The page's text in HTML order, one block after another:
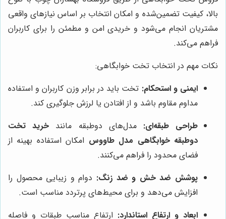
بالا، کیفیت تضمین‌شده و امکان انتخاب بر اساس نیازهای واقعی
مشتریان انجام می‌شود و خریدی امن و مطمئن را برای کاربران
فراهم می‌کند.
نکات مهم در انتخاب تخت خوابگاهی:
ایمنی و استحکام: تخت باید در برابر وزن کاربران و استفاده
مداوم مقاوم باشد و از افتادن یا لرزش جلوگیری کند.
طراحی طبقه‌ای: مدل‌های دوطبقه مانند خرید تخت
دوطبقه خوابگاهی مدل طاووس امکان استفاده بهینه از
فضای محدود را فراهم می‌کنند.
پوشش ضد خش و ضد زنگ: دوام و زیبایی محصول را
افزایش می‌دهد و برای محیط‌های پرتردد مناسب است.
ابعاد و ارتفاع استاندارد: ارتفاع مناسب طبقات و فاصله